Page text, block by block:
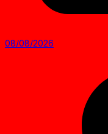
08/08/2026